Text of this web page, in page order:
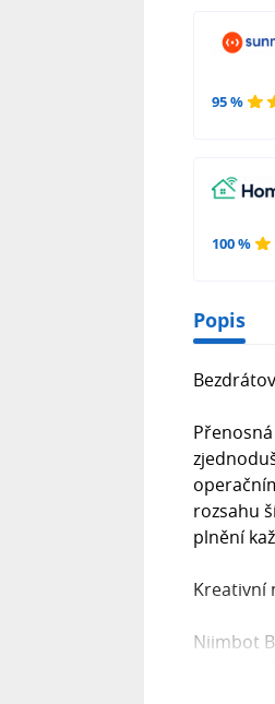
95 %
100 %
Popis
rozsahu
plnění
Kreativní
Niimbot